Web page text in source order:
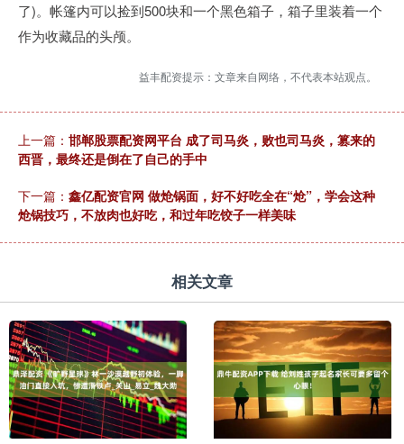
了)。帐篷内可以捡到500块和一个黑色箱子，箱子里装着一个
作为收藏品的头颅。
益丰配资提示：文章来自网络，不代表本站观点。
上一篇： 邯郸股票配资网平台 成了司马炎，败也司马炎，篡来的
西晋，最终还是倒在了自己的手中
下一篇： 鑫亿配资官网 做炝锅面，好不好吃全在“炝”，学会这种
炝锅技巧，不放肉也好吃，和过年吃饺子一样美味
相关文章